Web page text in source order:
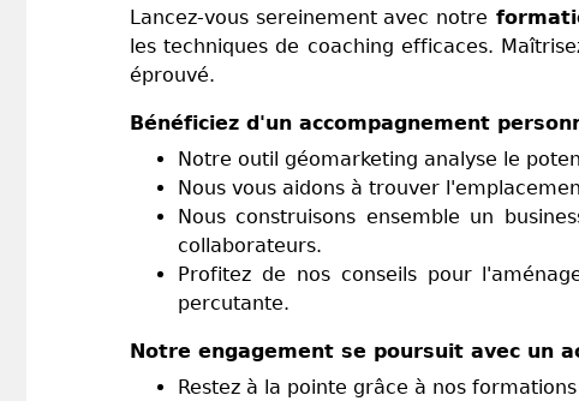
Lancez-vous sereinement avec notre
les techniques de coaching efficaces.
éprouvé.
Bénéficiez d'un accompagnement
Notre outil géomarketing analyse le
Nous vous aidons à trouver
Nous construisons ensemble un
collaborateurs.
Profitez de nos conseils pour
percutante.
Notre engagement se poursuit avec un
Restez à la pointe grâce à nos